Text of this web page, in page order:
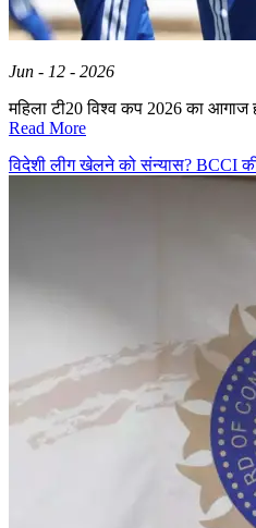
Jun - 12 - 2026
महिला टी20 विश्व कप 2026 का
Read More
विदेशी लीग खेलने को संन्यास? BCCI